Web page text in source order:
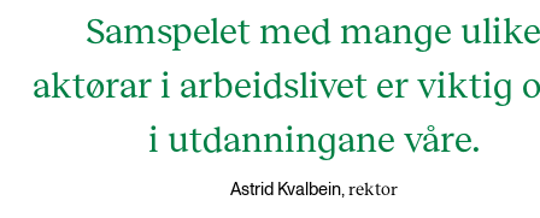
Samspelet med mange ulike
aktørar i arbeidslivet er viktig
i utdanningane våre.
Astrid Kvalbein, rektor